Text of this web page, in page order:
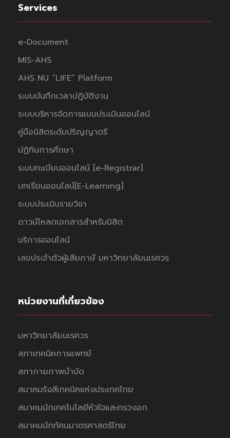
Services
e-Document
MIS-AHS
AHS NU “LIFE” Platform
ระบบบันทึกเวลาปฎิบัติงาน
ระบบบริหารจัดการแบบประเมินออนไลน์
คู่มือนิสิตระดับปริญญาตรี
ปฏิทินการศึกษา
ระบบทะเบียนออนไลน์ [e-Registrar]
บทเรียนออนไลน์[E-Learning]
ระบบประเมินรายวิชา
ดาวน์โหลดเอกสารสำหรับนิสิต
บริการออนไลน์
เลขประจำตัวผู้เสียภาษี มหาวิทยาลัยนเรศวร
หน่วยงานที่เกี่ยวข้อง
มหาวิทยาลัยนเรศวร
สภาเทคนิคการแพทย์
สภากายภาพบำบัด
สมาคมรังสีเทคนิคแห่งประเทศไทย
สมาคมนักเทคโนโลยีหัวใจและทรวงอก
สมาคมนักทัศนมาตรศาสตร์ไทย